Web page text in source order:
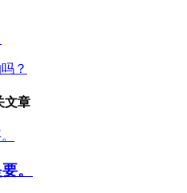
？
文章
。